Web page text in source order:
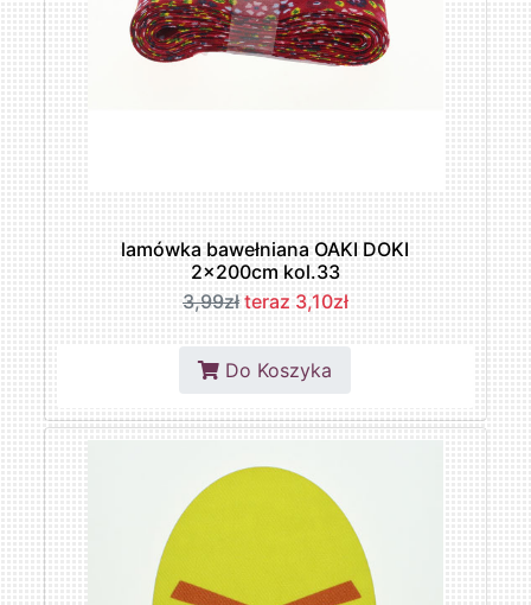
lamówka bawełniana OAKI DOKI
2x200cm kol.33
3,99zł teraz 3,10zł
Do Koszyka